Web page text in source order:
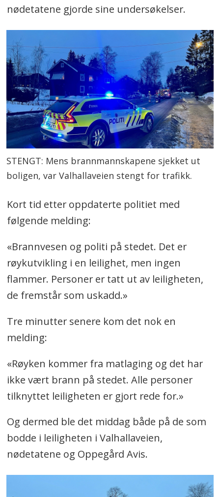
nødetatene gjorde sine undersøkelser.
STENGT: Mens brannmannskapene sjekket ut
boligen, var Valhallaveien stengt for trafikk.
Kort tid etter oppdaterte politiet med
følgende melding:
«Brannvesen og politi på stedet. Det er
røykutvikling i en leilighet, men ingen
flammer. Personer er tatt ut av leiligheten,
de fremstår som uskadd.»
Tre minutter senere kom det nok en
melding:
«Røyken kommer fra matlaging og det har
ikke vært brann på stedet. Alle personer
tilknyttet leiligheten er gjort rede for.»
Og dermed ble det middag både på de som
bodde i leiligheten i Valhallaveien,
nødetatene og Oppegård Avis.